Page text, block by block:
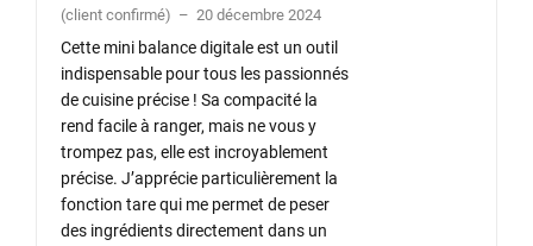
(client confirmé) – 20 décembre 2024
Cette mini balance digitale est un outil
indispensable pour tous les passionnés
de cuisine précise ! Sa compacité la
rend facile à ranger, mais ne vous y
trompez pas, elle est incroyablement
précise. J’apprécie particulièrement la
fonction tare qui me permet de peser
des ingrédients directement dans un